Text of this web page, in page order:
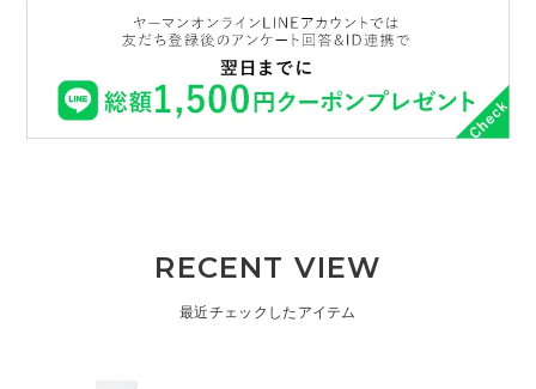
RECENT VIEW
最近チェックしたアイテム